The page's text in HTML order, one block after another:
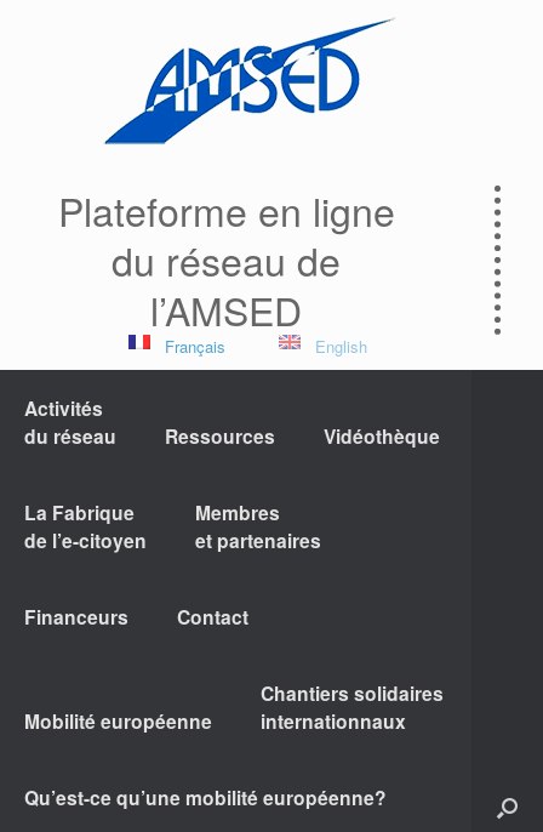
Plateforme en ligne
du réseau de
l’AMSED
Français English
Activités
du réseau
Ressources Vidéothèque
La Fabrique
de l’e-citoyen
Membres
et partenaires
Financeurs Contact
Mobilité européenne
Chantiers solidaires
internationnaux
Qu’est-ce qu’une mobilité européenne?